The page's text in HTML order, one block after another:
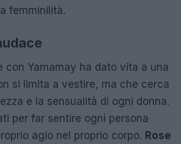
femminilità.
con Yamamay ha dato vita a una
si limita a vestire, ma che cerca
e la sensualità di ogni donna.
per far sentire ogni persona
agio nel proprio corpo. Rose